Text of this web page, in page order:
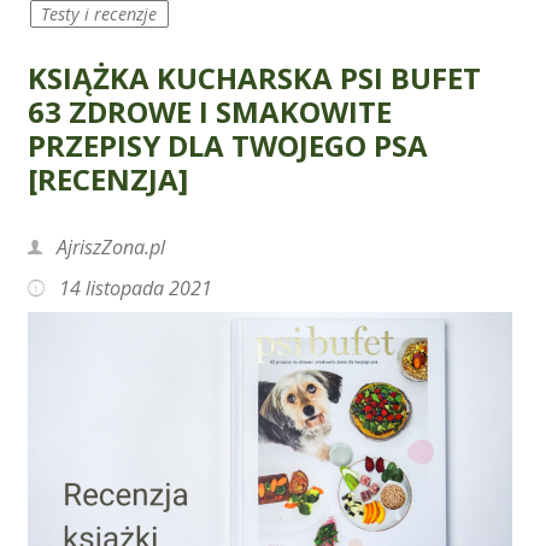
Testy i recenzje
KSIĄŻKA KUCHARSKA PSI BUFET
63 ZDROWE I SMAKOWITE
PRZEPISY DLA TWOJEGO PSA
[RECENZJA]
AjriszZona.pl
14 listopada 2021